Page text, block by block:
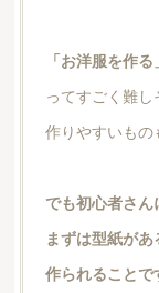
「お洋服を作る
ってすごく難
作りやすいもの
でも初心者さ
まずは型紙が
作られることで